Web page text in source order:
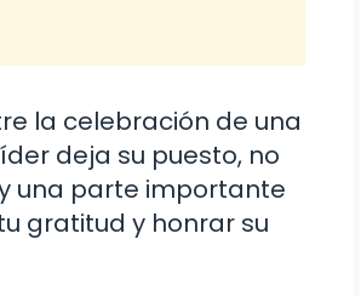
la celebración de una
deja su puesto, no
una parte importante
gratitud y honrar su